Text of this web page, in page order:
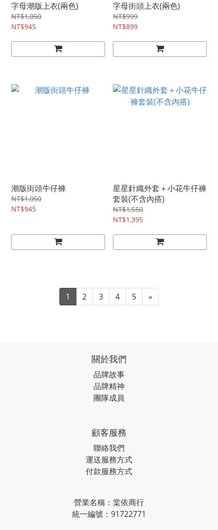
字母潮版上衣(兩色)
NT$1,050
NT$945
字母街頭上衣(兩色)
NT$999
NT$899
潮版街頭牛仔褲
NT$1,050
NT$945
星星針織外套＋小花牛仔褲
套裝(不含內搭)
NT$1,550
NT$1,395
1 2 3 4 5 »
關於我們
品牌故事
品牌精神
團隊成員
顧客服務
聯絡我們
運送服務方式
付款服務方式
營業名稱：棠依商行
統一編號：91722771